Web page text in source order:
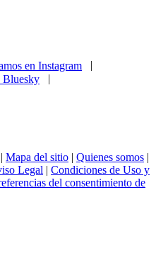
|
|
| Mapa del sitio | Quienes somos |
Legal | Condiciones de Uso y
del consentimiento de